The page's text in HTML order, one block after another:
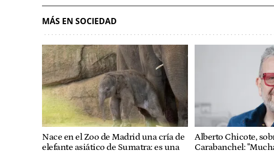
MÁS EN SOCIEDAD
Nace en el Zoo de Madrid una cría de
elefante asiático de Sumatra: es una
Alberto Chicote,
Carabanchel: